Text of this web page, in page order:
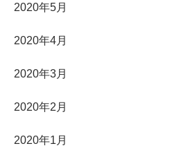
2020年5月
2020年4月
2020年3月
2020年2月
2020年1月